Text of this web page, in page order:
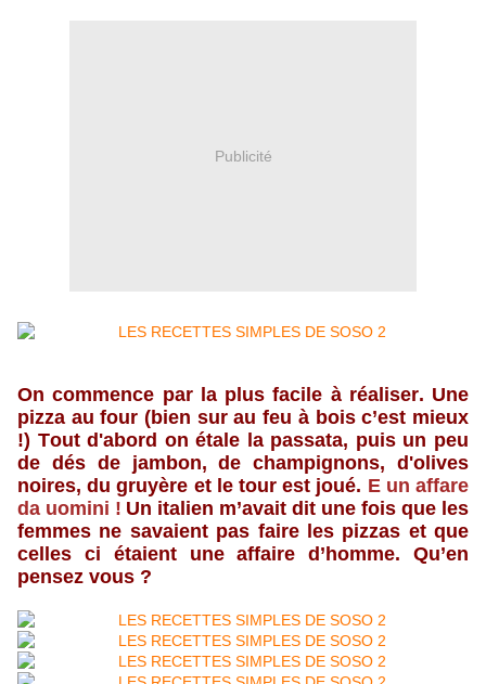
Publicité
On commence par la plus facile à réaliser. Une
pizza au four (bien sur au feu à bois c’est mieux
!) Tout d'abord on étale la passata, puis un peu
de dés de jambon, de champignons, d'olives
noires, du gruyère et le tour est joué. Eun affare
da uomini ! Un italien m’avait dit une fois que les
femmes ne savaient pas faire les pizzas et que
celles ci étaient une affaire d’homme. Qu’en
pensez vous ?